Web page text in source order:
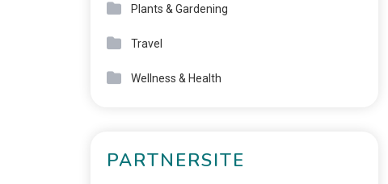
Plants & Gardening
Travel
Wellness & Health
PARTNERSITE